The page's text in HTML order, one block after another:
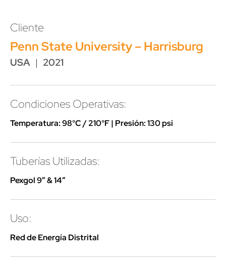
Cliente
Penn State University – Harrisburg
USA | 2021
Condiciones Operativas:
Temperatura: 98°C / 210°F | Presión: 130 psi
Tuberías Utilizadas:
Pexgol 9″ & 14″
Uso:
Red de Energía Distrital